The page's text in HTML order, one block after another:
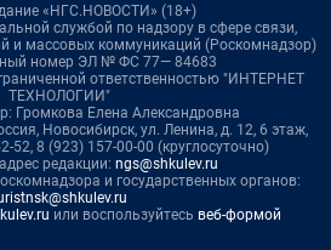
«НГС.НОВОСТИ» (18+)
службой по надзору в сфере связи,
и массовых коммуникаций (Роскомнадзор)
номер ЭЛ № ФС 77— 84683
ответственностью "ИНТЕРНЕТ
ТЕХНОЛОГИИ"
Громкова Елена Александровна
Новосибирск, ул. Ленина, д. 12, 6 этаж,
52, 8 (923) 157-00-00 (круглосуточно)
редакции: ngs@shkulev.ru
и государственных органов:
или воспользуйтесь веб-формой